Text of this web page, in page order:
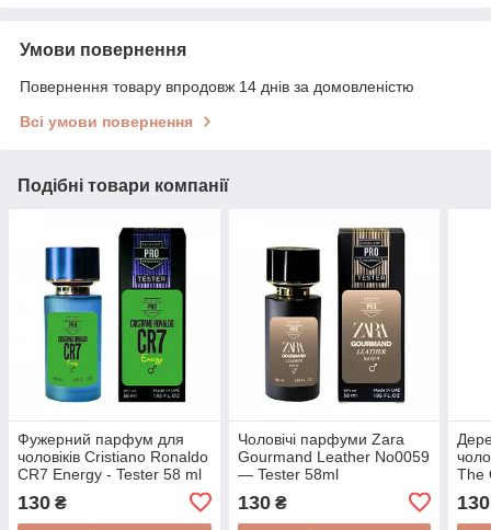
Умови повернення
Повернення товару впродовж 14 днів за домовленістю
Всі умови повернення
Подібні товари компанії
Фужерний парфум для
чоловіків Cristiano Ronaldo
CR7 Energy - Tester 58 ml
130 ₴
Чоловічі парфуми Zara
Gourmand Leather No0059
— Tester 58ml
130₴
The
130